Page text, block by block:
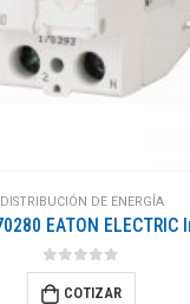
DISTRIBUCIÓN DE ENERGÍA
0out of 5
COTIZAR